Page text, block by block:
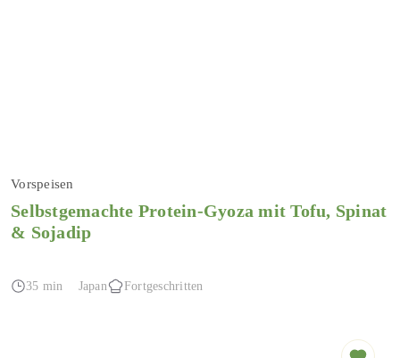
Vorspeisen
Selbstgemachte Protein-Gyoza mit Tofu, Spinat
& Sojadip
35 min Japan Fortgeschritten